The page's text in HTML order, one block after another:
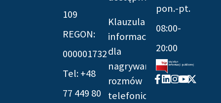
109
REGON:
000001732
Tel: +48
77 449 80
Klauzula
informacyjna
dla
nagrywania
rozmów
telefonicznych
pon.-pt.
08:00-
20:00
Facebook-
f
Linkedin
Instagram
Youtube
X-
twitter